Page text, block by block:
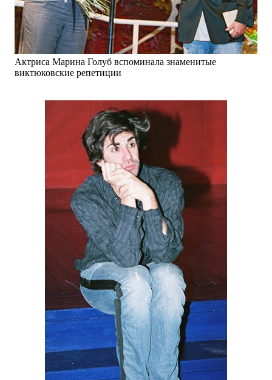
Актриса Марина Голуб вспоминала знаменитые
виктюковские репетиции